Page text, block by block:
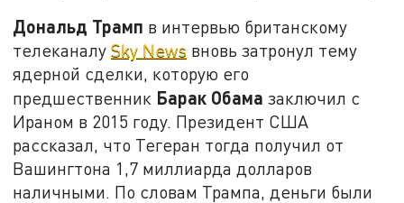
Дональд Трамп в интервью британскому
телеканалуSky News вновь затронул тему
ядерной сделки, которую его
предшественник Барак Обама заключил с
Ираном в 2015 году. Президент США
рассказал, что Тегеран тогда получил от
Вашингтона 1,7 миллиарда долларов
наличными. По словам Трампа, деньги были